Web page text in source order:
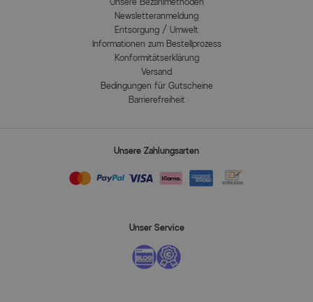
Newsletteranmeldung
Entsorgung / Umwelt
Informationen zum Bestellprozess
Konformitätserklärung
Versand
Bedingungen für Gutscheine
Barrierefreiheit
Unsere Zahlungsarten
Unser Service